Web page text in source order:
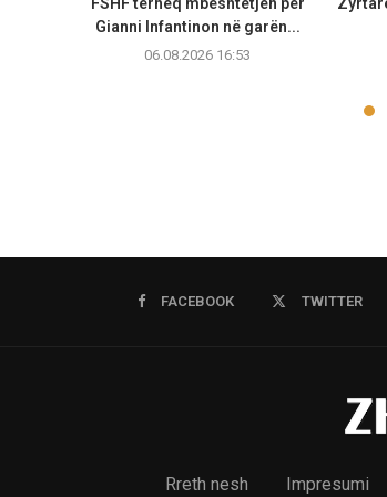
Gianni Infantinon në garën...
06.08.2026 16:53
FACEBOOK TWITTER
Rreth nesh Impresumi